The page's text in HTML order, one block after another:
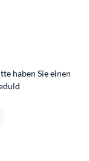
haben Sie einen